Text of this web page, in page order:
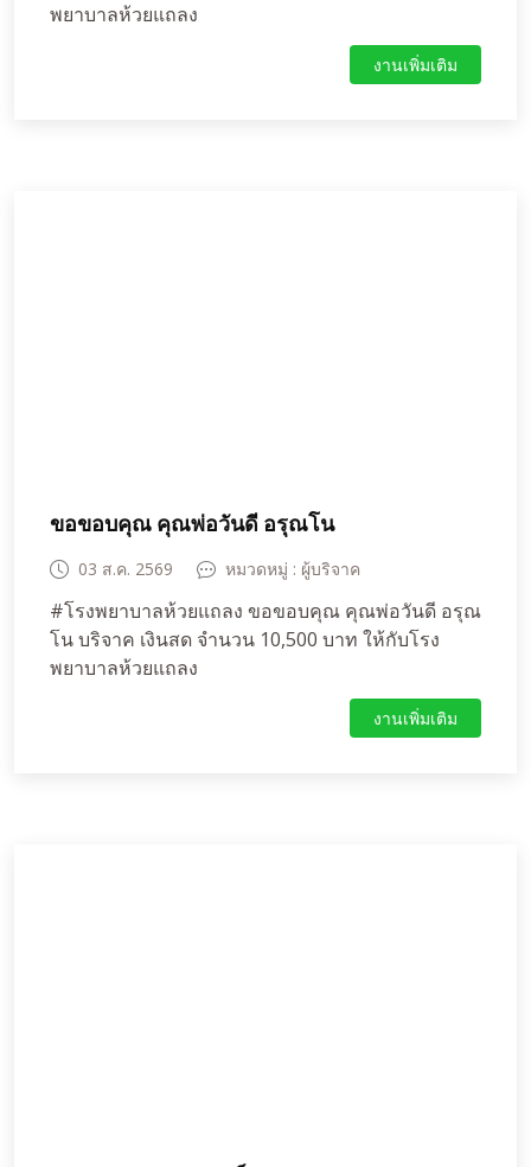
พยาบาลห้วยแถลง
งานเพิ่มเติม
ขอขอบคุณ คุณพ่อวันดี อรุณโน
03 ส.ค. 2569 หมวดหมู่ : ผู้บริจาค
#โรงพยาบาลห้วยแถลง ขอขอบคุณ คุณพ่อวันดี อรุณ
โน บริจาค เงินสด จำนวน 10,500 บาท ให้กับโรง
พยาบาลห้วยแถลง
งานเพิ่มเติม